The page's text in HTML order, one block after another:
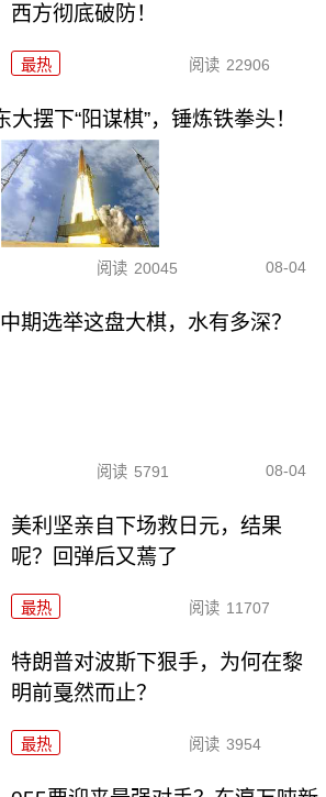
西方彻底破防！
最热 阅读 22906
摆下“阳谋棋”，锤炼铁拳头！
阅读 20045 08-04
期选举这盘大棋，水有多深？
阅读 5791 08-04
美利坚亲自下场救日元，结果
呢？回弹后又蔫了
最热 阅读 11707
特朗普对波斯下狠手，为何在黎
明前戛然而止？
最热 阅读 3954